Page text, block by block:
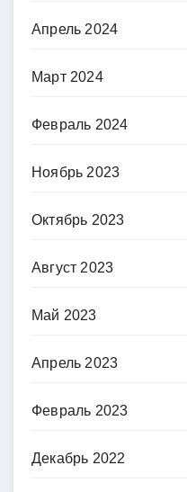
Апрель 2024
Март 2024
Февраль 2024
Ноябрь 2023
Октябрь 2023
Август 2023
Май 2023
Апрель 2023
Февраль 2023
Декабрь 2022